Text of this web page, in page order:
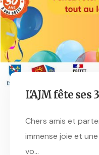
L'AJM fête ses
Chers amis et
immense joie et
vo...